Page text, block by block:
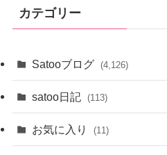
ブ
カテゴリー
Satooブログ (4,126)
satoo日記 (113)
お気に入り (11)